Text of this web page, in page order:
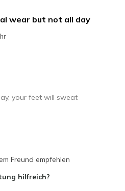
to width
size too small
for Wearing
wear but not all day
your feet will sweat
Freund empfehlen
hilfreich?